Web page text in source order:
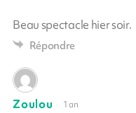
Beau spectacle hier soir.
Répondre
Zoulou 1 an